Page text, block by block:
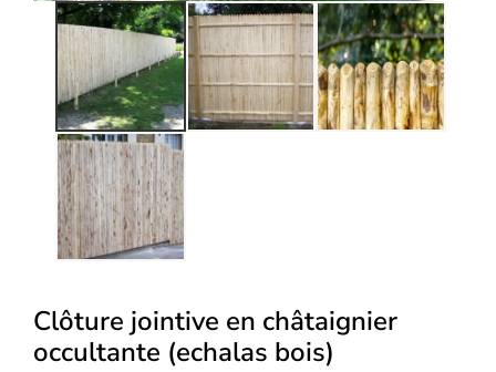
Clôture jointive en châtaignier
occultante (echalas bois)